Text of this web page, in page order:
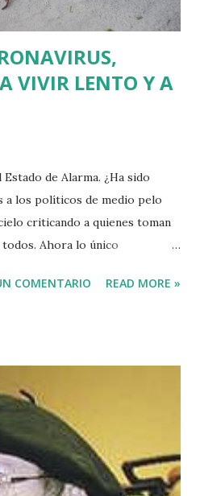
VIVIR LENTO Y A
de Alarma. ¿Ha sido
a los políticos de medio pelo
criticando a quienes toman
Ahora lo único
Si Cataluña y Euskadi
eligen enfangarse en el barro
han descubierto que ello les
prefieren envolverse en las
debería ser sólo la Salud
tiene ahora una
COMENTARIO READ MORE »